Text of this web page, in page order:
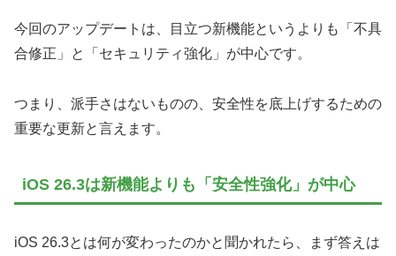
今回のアップデートは、目立つ新機能というよりも「不具
合修正」と「セキュリティ強化」が中心です。
つまり、派手さはないものの、安全性を底上げするための
重要な更新と言えます。
iOS 26.3は新機能よりも「安全性強化」が中心
iOS 26.3とは何が変わったのかと聞かれたら、まず答えは